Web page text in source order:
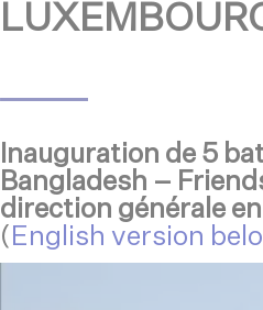
Inauguration de 5
Bangladesh –
direction générale
( English version